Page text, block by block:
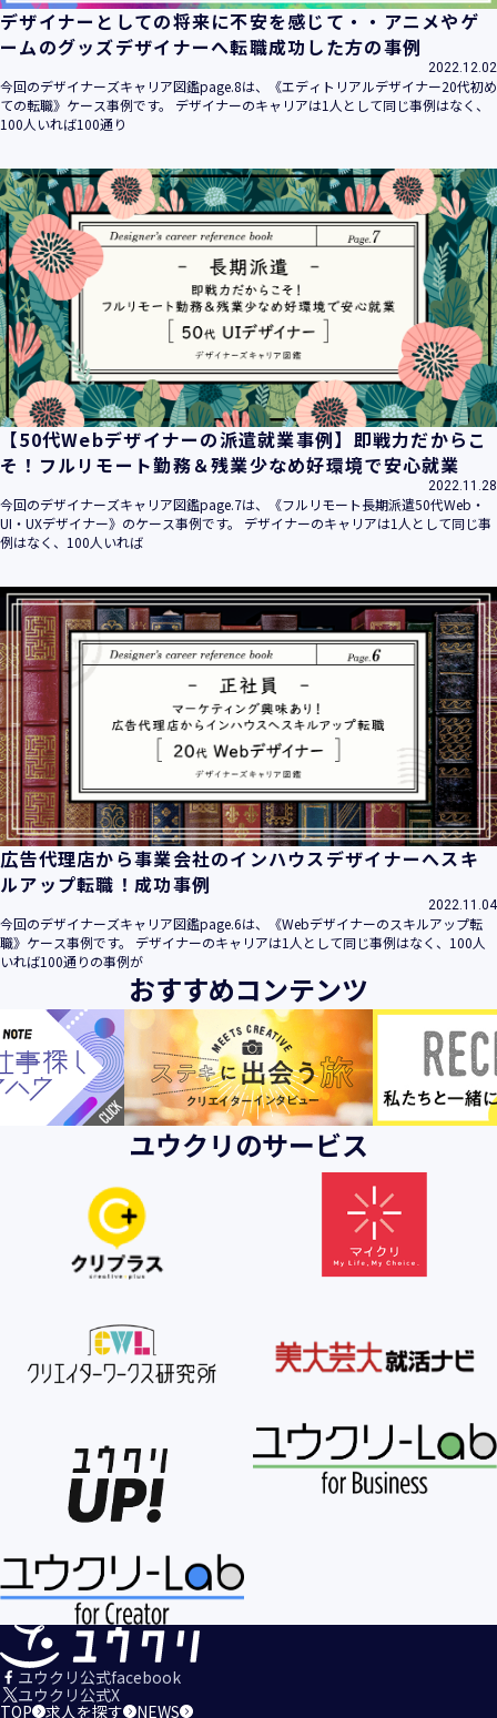
個人情報保護方針に関するお問合せ先 兼 個人情報に関する苦
情・相談窓口
株式会社 ユウクリ 個人情報保護管理責任者 安部 洋平
〒151-0073 東京都渋谷区笹塚1-55-7 マルエスファーストビ
ル 7F
info@y-create.co.jp
電話番号：03-6712-7970（土日休日を除く9:00～18:00）
平成16年 2月 1日
平成21年 3月23日 改訂
平成23年 4月 1日 改訂
平成26年 9月10日 改訂
平成27年 6月24日 改訂
平成28年11月 1日 改訂
平成30年 7月 1日 改訂
令和6年 5月 1日 改訂
令和7年 2月17日 改訂
株式会社ユウクリ（以下「当社」といいます。）が取得する
個人情報とは、個人の識別に係る以下の情報をいいます。
カード情報、ログインID、パスワード、ニックネーム、IPア
ドレス等において、特定の個人を識別できる情報
（他の情報と照合することができ、それにより特定の個人を
識別することができることとなるものを含みます。）
・当社の運営・提供するサービス（以下総称して「当社サー
ビス」といいます。）において、お客様が、当社でご利用に
なったサービスの内容、ご利用日時、ご利用回数などのご利
用内容及びご利用履歴に関する情報
【個人情報の取得・収集について】
当社は、以下の方法により、個人情報を取得させていただき
ます。
当社サービスにおいて、自ら入力された個人情報を、当社は
取得・収集させていただきます。
・電子メール、郵便、書面、電話等の手段により取得・収集
させていただく方法
当社に対し、電子メール、郵便、書面、電話等の手段によっ
て、ご提供いただいた個人情報を、当社は取得・収集させて
いただきます。
・当社等へアクセスされた際に情報を収集させていただく方
す。これらの情報には、利用されるURL、ブラウザや携帯電
話の種類、IPアドレスなどの情報を含みます。
【個人情報の利用目的の公表】
当社は、個人情報を次の利用目的の範囲内で利用すること
第１項及びJISQ15001:2017の附属書A.3.4.2.4に基づき公表し
＜個人情報の利用目的＞
１．当社のサービスを提供するため
２．当社のサービスを安心・安全にご利用いただける環境整
備のため
３．当社のサービスの運営・管理のため
４．当社のサービスに関するご案内、お問い合せ等への対応
５．当社、その他当社のサービスについての調査・データ集
積、改善、研究開発のため
６．当社がおすすめする商品・サービスなどのご案内を送
信・送付するため
７．当社とお客様の間での必要な連絡を行うため
８．当社のサービスに関する当社の規約、ポリシー等（以下
「規約等」といいます。）に違反する行為に対する対応のた
デザイナーとしての将来に不安を感じて・・アニメやゲ
ームのグッズデザイナーへ転職成功した方の事例
2022.12.02
今回のデザイナーズキャリア図鑑page.8は、《エディトリアルデザイナー20代初め
ての転職》ケース事例です。 デザイナーのキャリアは1人として同じ事例はなく、
100人いれば100通り
【50代Webデザイナーの派遣就業事例】即戦力だからこ
そ！フルリモート勤務＆残業少なめ好環境で安心就業
2022.11.28
今回のデザイナーズキャリア図鑑page.7は、《フルリモート長期派遣50代Web・
UI・UXデザイナー》のケース事例です。 デザイナーのキャリアは1人として同じ事
例はなく、100人いれば
広告代理店から事業会社のインハウスデザイナーへスキ
ルアップ転職！成功事例
2022.11.04
今回のデザイナーズキャリア図鑑page.6は、《Webデザイナーのスキルアップ転
職》ケース事例です。 デザイナーのキャリアは1人として同じ事例はなく、100人
いれば100通りの事例が
おすすめコンテンツ
ユウクリのサービス
ユウクリ公式facebook
ユウクリ公式X
TOP 求人を探す NEWS